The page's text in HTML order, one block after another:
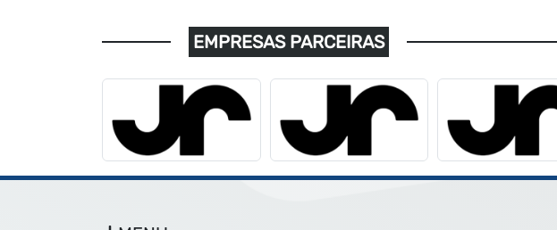
EMPRESAS PARCEIRAS